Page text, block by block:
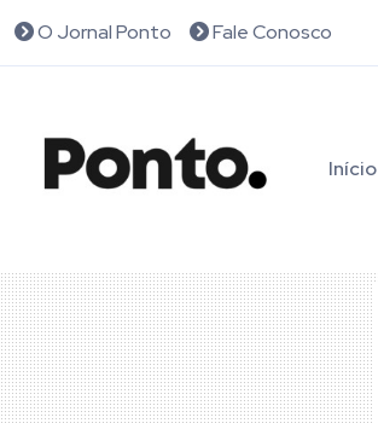
O Jornal Ponto Fale Conosco
Início